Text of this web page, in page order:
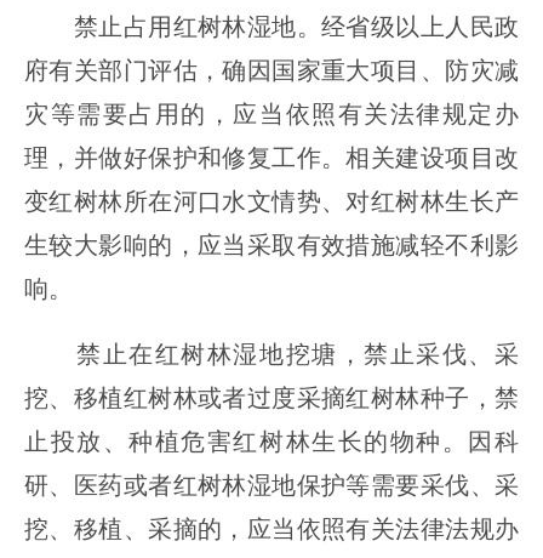
禁止占用红树林湿地。经省级以上人民政
府有关部门评估，确因国家重大项目、防灾减
灾等需要占用的，应当依照有关法律规定办
理，并做好保护和修复工作。相关建设项目改
变红树林所在河口水文情势、对红树林生长产
生较大影响的，应当采取有效措施减轻不利影
响。
禁止在红树林湿地挖塘，禁止采伐、采
挖、移植红树林或者过度采摘红树林种子，禁
止投放、种植危害红树林生长的物种。因科
研、医药或者红树林湿地保护等需要采伐、采
挖、移植、采摘的，应当依照有关法律法规办